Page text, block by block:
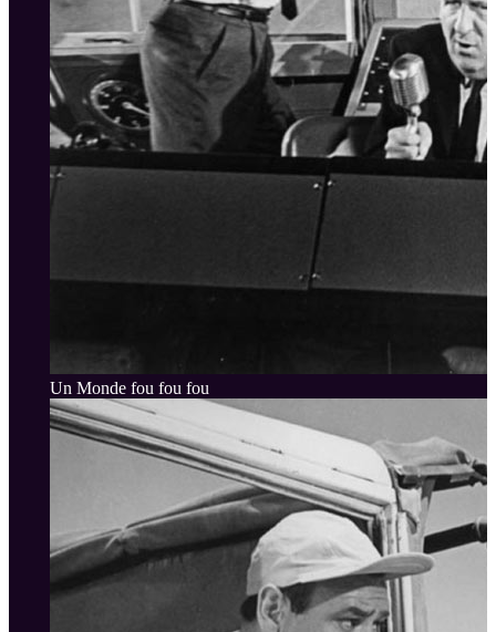
Un Monde fou fou fou